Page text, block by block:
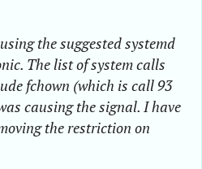
the suggested systemd
The list of system calls
fchown (which is call 93
causing the signal. I have
the restriction on